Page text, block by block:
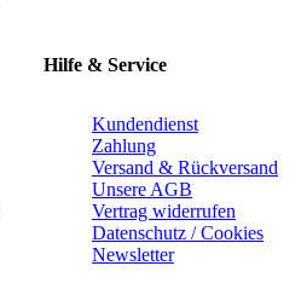
Hilfe & Service
Kundendienst
Zahlung
Versand & Rückversand
Unsere AGB
Vertrag widerrufen
Datenschutz / Cookies
Newsletter